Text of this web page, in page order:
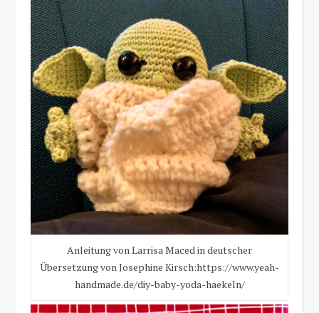
Anleitung von Larrisa Maced in deutscher
Übersetzung von Josephine Kirsch:https://www.yeah-
handmade.de/diy-baby-yoda-haekeln/